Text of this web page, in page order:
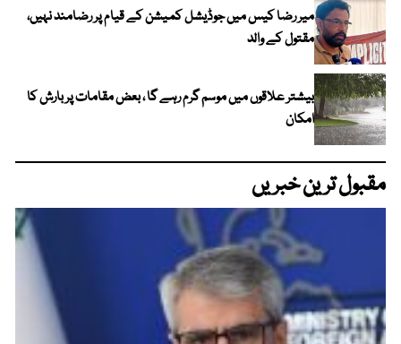
میر رضا کیس میں جوڈیشل کمیشن کے قیام پر رضامند نہیں،
مقتول کے والد
بیشتر علاقوں میں موسم گرم رہے گا ، بعض مقامات پر بارش کا
امکان
مقبول ترین خبریں